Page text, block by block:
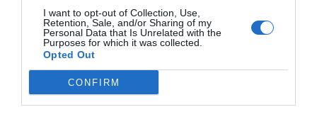
I want to opt-out of Collection, Use,
Retention, Sale, and/or Sharing of my
Personal Data that Is Unrelated with the
Purposes for which it was collected.
Opted Out
CONFIRM